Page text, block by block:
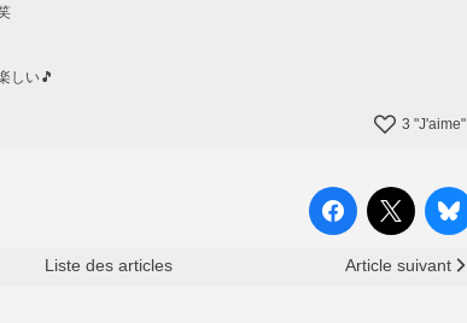
しい🎵
3 "J'aime"
Liste des articles Article suivant